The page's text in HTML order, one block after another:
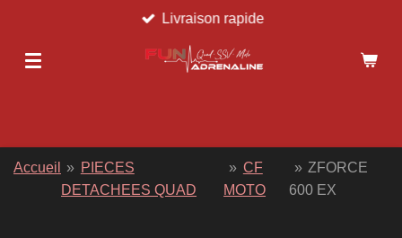
contenu
Livraison rapide
Accueil » PIECES
DETACHEES QUAD
» CF
MOTO
» ZFORCE
600 EX